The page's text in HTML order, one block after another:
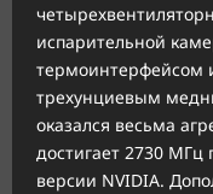
испарительной
термоинтерфейсом
трехунциевым
оказался весьма
достигает 2730
версии NVIDIA.